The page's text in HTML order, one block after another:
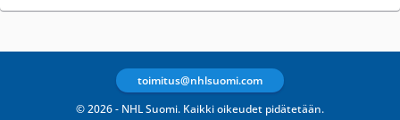
© 2026 - NHL Suomi. Kaikki oikeudet pidätetään.
toimitus@nhlsuomi.com